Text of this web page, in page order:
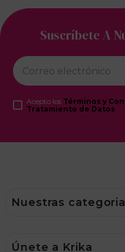
Suscríbete A
Acepto los Términos y
Tratamiento de Datos
Nuestras
Capilar
Únete a Krika